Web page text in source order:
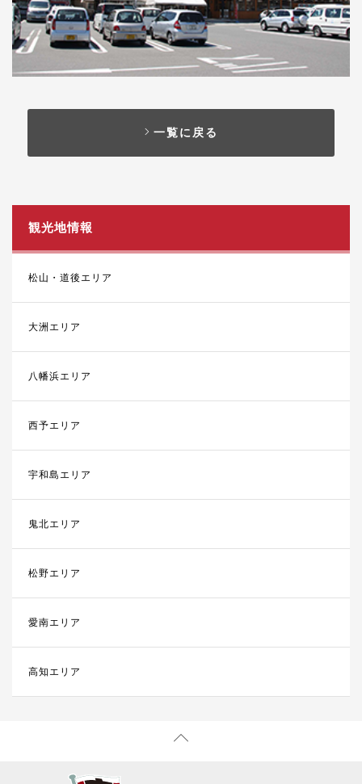
一覧に戻る
観光地情報
松山・道後エリア
大洲エリア
八幡浜エリア
西予エリア
宇和島エリア
鬼北エリア
松野エリア
愛南エリア
高知エリア